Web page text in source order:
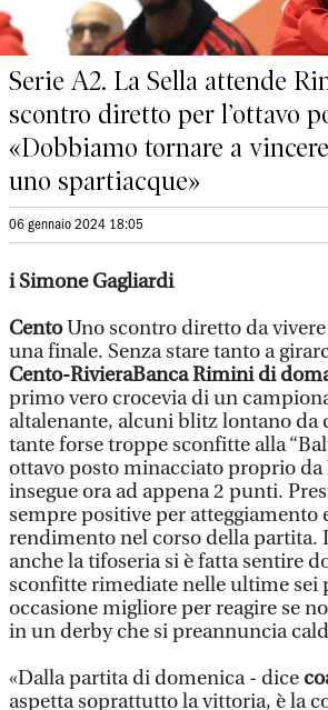
Serie A2. La Sella attende
scontro diretto per l’ottavo
«Dobbiamo tornare a
uno spartiacque»
06 gennaio 2024 18:05
i Simone Gagliardi
CentoUno scontro diretto da vivere
una finale. Senza stare tanto a
Cento-RivieraBanca Rimini di
primo vero crocevia di un
altalenante, alcuni blitz lontano da
tante forse troppe sconfitte alla
ottavo posto minacciato proprio
insegue ora ad appena 2 punti.
sempre positive per atteggiamento
rendimento nel corso della partita.
anche la tifoseria si è fatta sentire
sconfitte rimediate nelle ultime sei
occasione migliore per reagire se
in un derby che si preannuncia
«Dalla partita di domenica - dice
aspetta soprattutto la vittoria, è la